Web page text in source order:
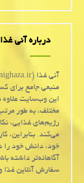
درباره آنی غذا
منبعی جامع برای
این وب‌سایت علاوه
مختلف، به طور
رژیم‌های غذایی،
می‌کند. بنابراین،
خود، دانش خود را
آگاهانه‌تر داشته
سفارش آنلاین